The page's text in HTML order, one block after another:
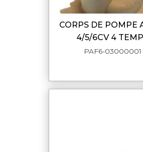
CORPS DE POMPE A EAU
4/5/6CV 4
PAF6-03000001